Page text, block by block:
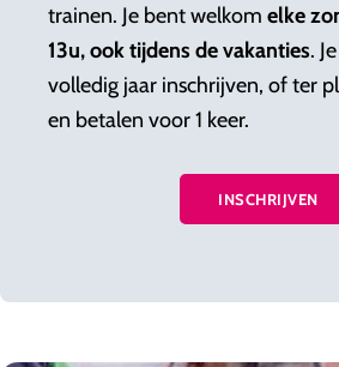
trainen. Je bent welkom elke
13u, ook tijdens de vakanties. J
volledig jaar inschrijven, of ter
en betalen voor 1 keer.
INSCHRIJVEN